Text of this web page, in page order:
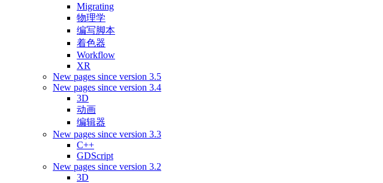
Migrating
物理学
编写脚本
着色器
Workflow
XR
New pages since version 3.5
New pages since version 3.4
3D
动画
编辑器
New pages since version 3.3
C++
GDScript
New pages since version 3.2
3D